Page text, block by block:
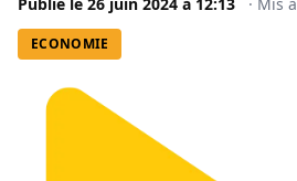
ECONOMIE